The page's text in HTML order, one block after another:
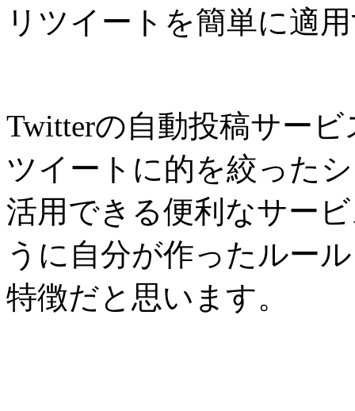
リツイートを簡単に適
Twitterの自動投稿サー
ツイートに的を絞った
活用できる便利なサー
うに自分が作ったルー
特徴だと思います。